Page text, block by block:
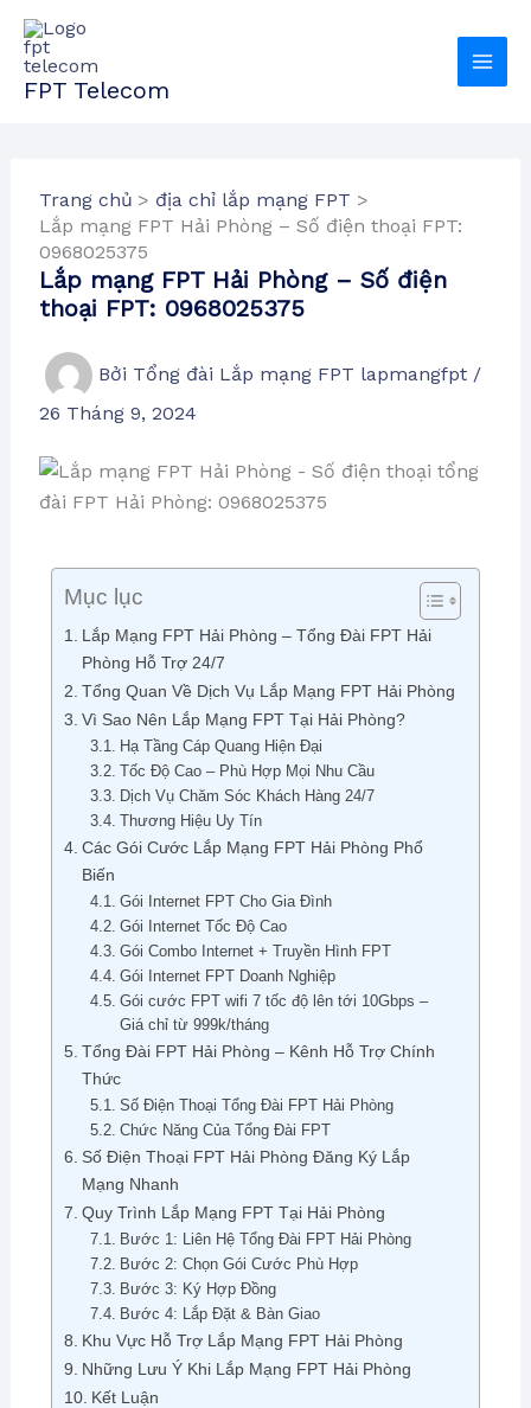
Nhảy
nội
dung
FPT Telecom
Trang chủ
địa chỉ lắp mạng FPT
Lắp mạng FPT Hải Phòng – Số điện thoại FPT:
0968025375
Lắp mạng FPT Hải Phòng – Số điện
thoại FPT: 0968025375
Bởi Tổng đài Lắp mạng FPT lapmangfpt /
26 Tháng 9, 2024
Mục lục
Lắp Mạng FPT Hải Phòng – Tổng Đài FPT Hải
Phòng Hỗ Trợ 24/7
Tổng Quan Về Dịch Vụ Lắp Mạng FPT Hải Phòng
Vì Sao Nên Lắp Mạng FPT Tại Hải Phòng?
Hạ Tầng Cáp Quang Hiện Đại
Tốc Độ Cao – Phù Hợp Mọi Nhu Cầu
Dịch Vụ Chăm Sóc Khách Hàng 24/7
Thương Hiệu Uy Tín
Các Gói Cước Lắp Mạng FPT Hải Phòng Phổ
Biến
Gói Internet FPT Cho Gia Đình
Gói Internet Tốc Độ Cao
Gói Combo Internet + Truyền Hình FPT
Gói Internet FPT Doanh Nghiệp
Gói cước FPT wifi 7 tốc độ lên tới 10Gbps –
Giá chỉ từ 999k/tháng
Tổng Đài FPT Hải Phòng – Kênh Hỗ Trợ Chính
Thức
Số Điện Thoại Tổng Đài FPT Hải Phòng
Chức Năng Của Tổng Đài FPT
Số Điện Thoại FPT Hải Phòng Đăng Ký Lắp
Mạng Nhanh
Quy Trình Lắp Mạng FPT Tại Hải Phòng
Bước 1: Liên Hệ Tổng Đài FPT Hải Phòng
Bước 2: Chọn Gói Cước Phù Hợp
Bước 3: Ký Hợp Đồng
Bước 4: Lắp Đặt & Bàn Giao
Khu Vực Hỗ Trợ Lắp Mạng FPT Hải Phòng
Những Lưu Ý Khi Lắp Mạng FPT Hải Phòng
Kết Luận